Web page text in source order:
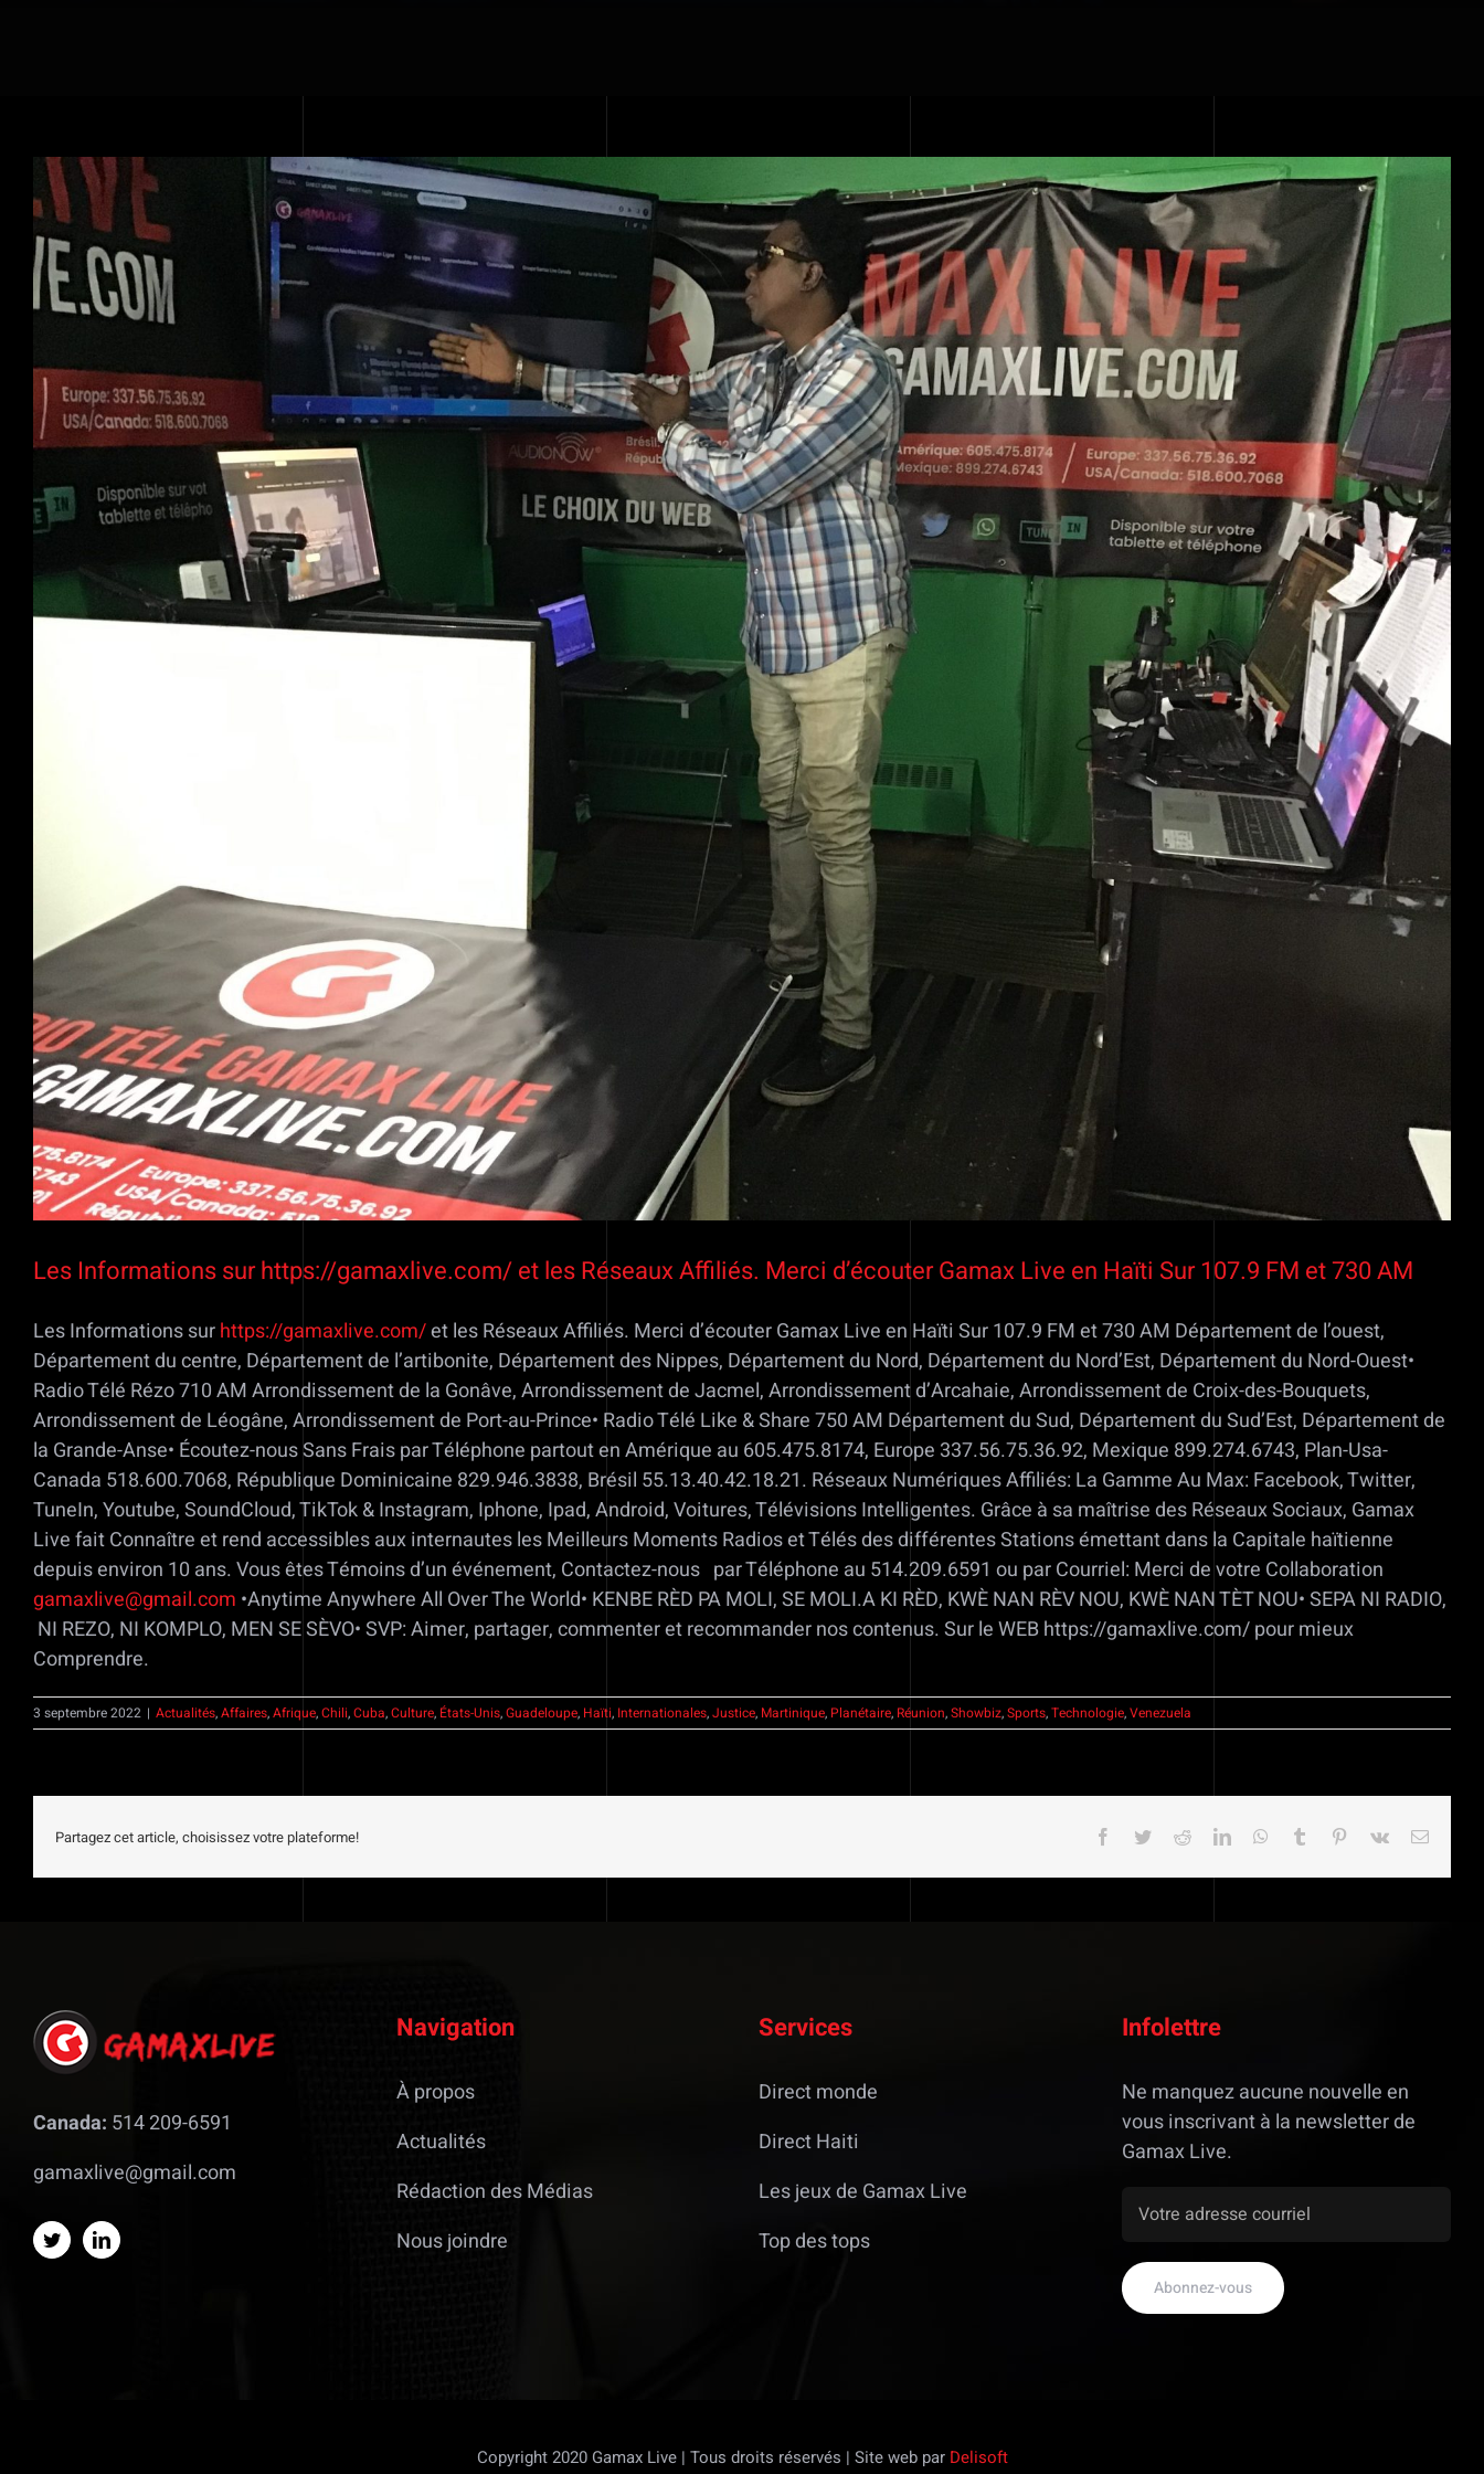
Voir
l'image
agrandie
Les Informations sur https://gamaxlive.com/ et les Réseaux Affiliés. Merci d’écouter Gamax Live en Haïti Sur 107.9 FM et 730 AM
Les Informations surhttps://gamaxlive.com/et les Réseaux Affiliés. Merci d’écouter Gamax Live en Haïti Sur 107.9 FM et 730 AM Département de l’ouest,
Département du centre, Département de l’artibonite, Département des Nippes, Département du Nord, Département du Nord’Est, Département du Nord-Ouest•
Radio Télé Rézo 710 AM Arrondissement de la Gonâve, Arrondissement de Jacmel, Arrondissement d’Arcahaie, Arrondissement de Croix-des-Bouquets,
Arrondissement de Léogâne, Arrondissement de Port-au-Prince• Radio Télé Like & Share 750 AM Département du Sud, Département du Sud’Est, Département de
la Grande-Anse• Écoutez-nous Sans Frais par Téléphone partout en Amérique au 605.475.8174, Europe 337.56.75.36.92, Mexique 899.274.6743, Plan-Usa-
Canada 518.600.7068, République Dominicaine 829.946.3838, Brésil 55.13.40.42.18.21. Réseaux Numériques Affiliés: La Gamme Au Max: Facebook, Twitter,
TuneIn, Youtube, SoundCloud, TikTok & Instagram, Iphone, Ipad, Android, Voitures, Télévisions Intelligentes. Grâce à sa maîtrise des Réseaux Sociaux, Gamax
Live fait Connaître et rend accessibles aux internautes les Meilleurs Moments Radios et Télés des différentes Stations émettant dans la Capitale haïtienne
depuis environ 10 ans. Vous êtes Témoins d’un événement, Contactez-nous par Téléphone au 514.209.6591 ou par Courriel: Merci de votre Collaboration
gamaxlive@gmail.com •Anytime Anywhere All Over The World• KENBE RÈD PA MOLI, SE MOLI.A KI RÈD, KWÈ NAN RÈV NOU, KWÈ NAN TÈT NOU• SEPA NI RADIO,
NI REZO, NI KOMPLO, MEN SE SÈVO• SVP: Aimer, partager, commenter et recommander nos contenus. Sur le WEB https://gamaxlive.com/ pour mieux
Comprendre.
3 septembre 2022 | Actualités,Affaires,Afrique,Chili,Cuba,Culture, États-Unis,Guadeloupe, Haïti, Internationales,Justice, Martinique, Planétaire, Réunion,Showbiz,Sports,Technologie,Venezuela
Partagez cet article, choisissez votre plateforme! Facebook
TwitterRedditLinkedInWhatsApp
Tumblr Pinterest
Vk Email
Canada: 514 209-6591
gamaxlive@gmail.com
Navigation
À propos
Actualités
Rédaction des Médias
Nous joindre
Services
Direct monde
Direct Haiti
Les jeux de Gamax Live
Top des tops
Infolettre
Ne manquez aucune nouvelle en
vous inscrivant à la newsletter de
Gamax Live.
Copyright 2020 Gamax Live | Tous droits réservés | Site web par Delisoft